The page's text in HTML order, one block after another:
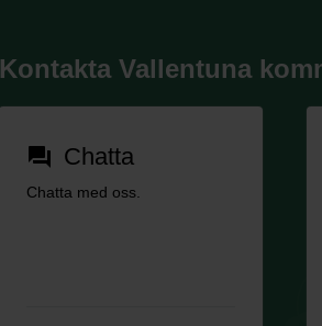
Kontakta Vallentuna
forum Chatta
Chatta med oss.